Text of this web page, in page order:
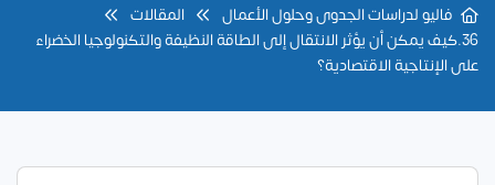
فاليو لدراسات الجدوى وحلول الأعمال
المقالات
36.كيف يمكن أن يؤثر الانتقال إلى الطاقة النظيفة والتكنولوجيا الخضراء
على الإنتاجية الاقتصادية؟